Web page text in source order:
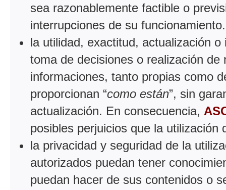
sea razonablemente factible o
interrupciones de su funcionamiento.
la utilidad, exactitud, actualización
toma de decisiones o realización
informaciones, tanto propias como
proporcionan “como están”, sin
actualización. En consecuencia,
posibles perjuicios que la utilización
la privacidad y seguridad de la
autorizados puedan tener
puedan hacer de sus contenidos o